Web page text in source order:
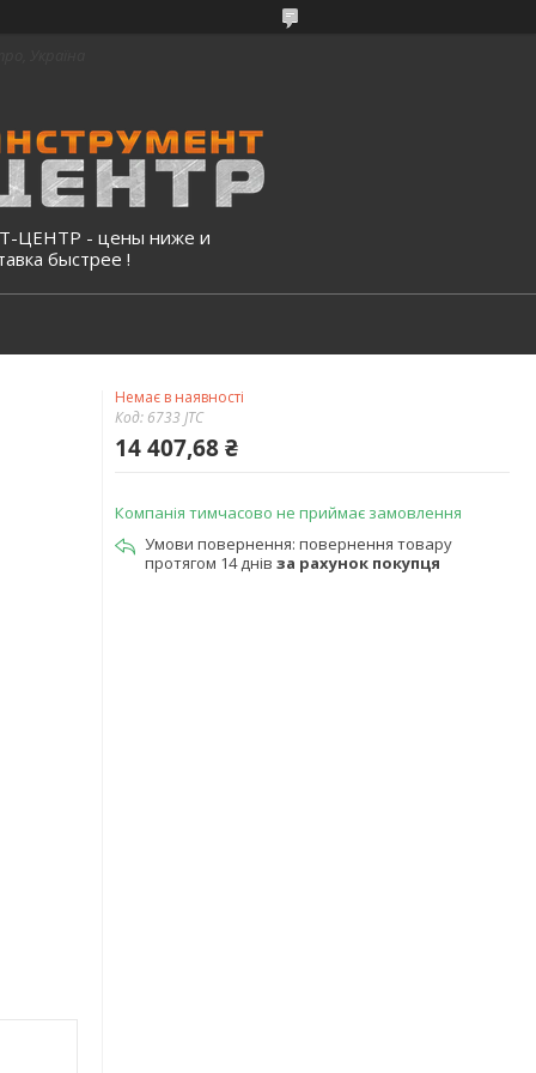
ЦЕНТР - цены ниже и
быстрее !
Немає в наявності
Код: 6733 JTC
14 407,68 ₴
Компанія тимчасово не приймає замовлення
повернення товару
протягом 14 днів за рахунок покупця